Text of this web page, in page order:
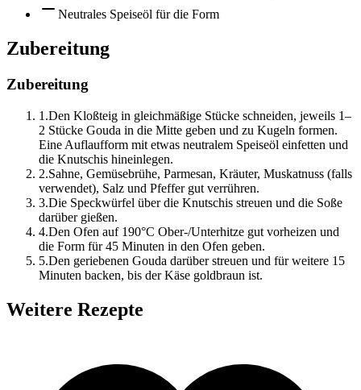
Neutrales Speiseöl für die Form
Zubereitung
Zubereitung
1 .Den Kloßteig in gleichmäßige Stücke schneiden, jeweils 1–
2 Stücke Gouda in die Mitte geben und zu Kugeln formen.
Eine Auflaufform mit etwas neutralem Speiseöl einfetten und
die Knutschis hineinlegen.
2.Sahne, Gemüsebrühe, Parmesan, Kräuter, Muskatnuss (falls
verwendet), Salz und Pfeffer gut verrühren.
3.Die Speckwürfel über die Knutschis streuen und die Soße
darüber gießen.
4.Den Ofen auf 190°C Ober-/Unterhitze gut vorheizen und
die Form für 45 Minuten in den Ofen geben.
5.Den geriebenen Gouda darüber streuen und für weitere 15
Minuten backen, bis der Käse goldbraun ist.
Weitere Rezepte